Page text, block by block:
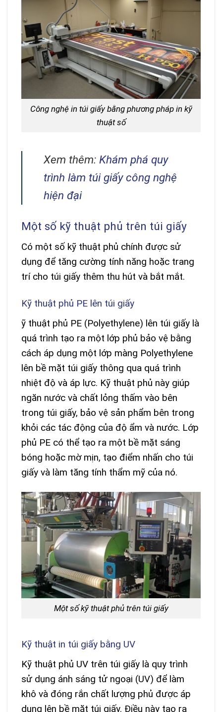
Công nghệ in túi giấy bằng phương pháp in kỹ
thuật số
Xem thêm: Khám phá quy
trình làm túi giấy công nghệ
hiện đại
Một số kỹ thuật phủ trên túi giấy
Có một số kỹ thuật phủ chính được sử
dụng để tăng cường tính năng hoặc trang
trí cho túi giấy thêm thu hút và bắt mắt.
Kỹ thuật phủ PE lên túi giấy
ỹ thuật phủ PE (Polyethylene) lên túi giấy là
quá trình tạo ra một lớp phủ bảo vệ bằng
cách áp dụng một lớp màng Polyethylene
lên bề mặt túi giấy thông qua quá trình
nhiệt độ và áp lực. Kỹ thuật phủ này giúp
ngăn nước và chất lỏng thấm vào bên
trong túi giấy, bảo vệ sản phẩm bên trong
khỏi các tác động của độ ẩm và nước. Lớp
phủ PE có thể tạo ra một bề mặt sáng
bóng hoặc mờ mịn, tạo điểm nhấn cho túi
giấy và làm tăng tính thẩm mỹ của nó.
Một số kỹ thuật phủ trên túi giấy
Kỹ thuật in túi giấy bằng UV
Kỹ thuật phủ UV trên túi giấy là quy trình
sử dụng ánh sáng tử ngoại (UV) để làm
khô và đóng rắn chất lượng phủ được áp
dụng lên bề mặt túi giấy. Điều này tạo ra